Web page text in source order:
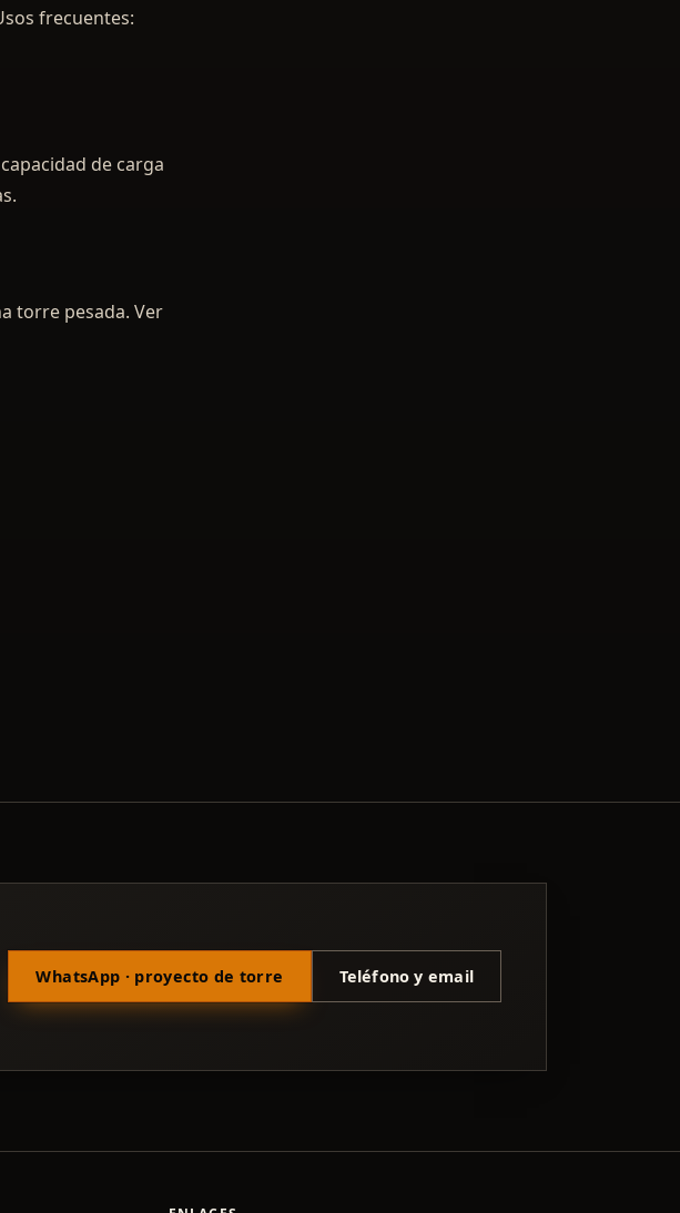
frecuentes:
de carga
torre pesada. Ver
WhatsApp · proyecto de torre Teléfono y email